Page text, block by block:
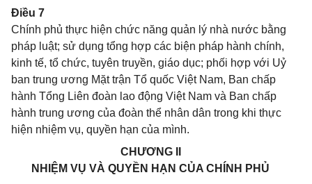
Điều 7
Chính phủ thực hiện chức năng quản lý nhà nước bằng
pháp luật; sử dụng tổng hợp các biện pháp hành chính,
kinh tế, tổ chức, tuyên truyền, giáo dục; phối hợp với Uỷ
ban trung ương Mặt trận Tổ quốc Việt Nam, Ban chấp
hành Tổng Liên đoàn lao động Việt Nam và Ban chấp
hành trung ương của đoàn thể nhân dân trong khi thực
hiện nhiệm vụ, quyền hạn của mình.
CHƯƠNG II
NHIỆM VỤ VÀ QUYỀN HẠN CỦA CHÍNH PHỦ